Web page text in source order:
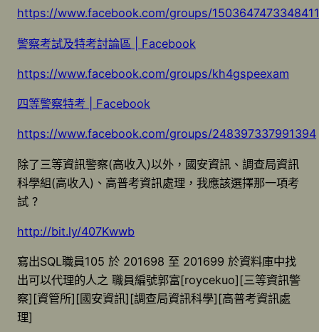
https://www.facebook.com/groups/1503647473348411
警察考試及特考討論區 | Facebook
https://www.facebook.com/groups/kh4gspeexam
四等警察特考 | Facebook
https://www.facebook.com/groups/248397337991394
除了三等資訊警察(高收入)以外，國安資訊、調查局資訊
科學組(高收入)、高普考資訊處理，我應該選擇那一項考
試 ?
http://bit.ly/407Kwwb
寫出SQL職員105 於 201698 至 201699 於資料庫中找
出可以代理的人之 職員編號郭富[roycekuo][三等資訊警
察][資管所][國安資訊][調查局資訊科學][高普考資訊處
理]